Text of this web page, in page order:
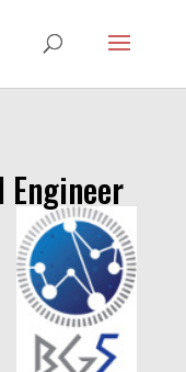
Engineer